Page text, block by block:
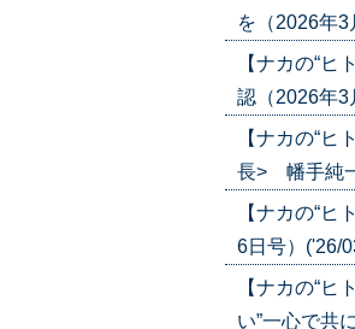
を（2026年
【ナカの“
認（2026年3
【ナカの“
長> 幡手純
【ナカの“
6日号）('26/
【ナカの“
い”一心で共